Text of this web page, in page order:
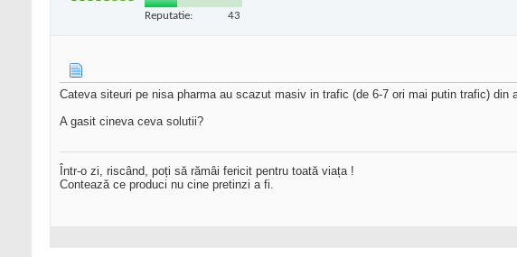
Reputatie: 43
Cateva siteuri pe nisa pharma au scazut masiv in trafic (de 6-7 ori mai putin trafic)
A gasit cineva ceva solutii?
Într-o zi, riscând, poți să rămâi fericit pentru toată viața !
Contează ce produci nu cine pretinzi a fi.